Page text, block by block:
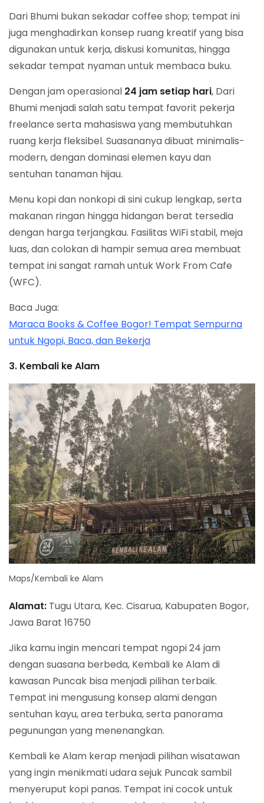
Dari Bhumi bukan sekadar coffee shop; tempat ini
juga menghadirkan konsep ruang kreatif yang bisa
digunakan untuk kerja, diskusi komunitas, hingga
sekadar tempat nyaman untuk membaca buku.
Dengan jam operasional 24 jam setiap hari, Dari
Bhumi menjadi salah satu tempat favorit pekerja
freelance serta mahasiswa yang membutuhkan
ruang kerja fleksibel. Suasananya dibuat minimalis-
modern, dengan dominasi elemen kayu dan
sentuhan tanaman hijau.
Menu kopi dan nonkopi di sini cukup lengkap, serta
makanan ringan hingga hidangan berat tersedia
dengan harga terjangkau. Fasilitas WiFi stabil, meja
luas, dan colokan di hampir semua area membuat
tempat ini sangat ramah untuk Work From Cafe
(WFC).
Baca Juga:
Maraca Books & Coffee Bogor! Tempat Sempurna
untuk Ngopi, Baca, dan Bekerja
3. Kembali ke Alam
Maps/Kembali ke Alam
Alamat: Tugu Utara, Kec. Cisarua, Kabupaten Bogor,
Jawa Barat 16750
Jika kamu ingin mencari tempat ngopi 24 jam
dengan suasana berbeda, Kembali ke Alam di
kawasan Puncak bisa menjadi pilihan terbaik.
Tempat ini mengusung konsep alami dengan
sentuhan kayu, area terbuka, serta panorama
pegunungan yang menenangkan.
Kembali ke Alam kerap menjadi pilihan wisatawan
yang ingin menikmati udara sejuk Puncak sambil
menyeruput kopi panas. Tempat ini cocok untuk